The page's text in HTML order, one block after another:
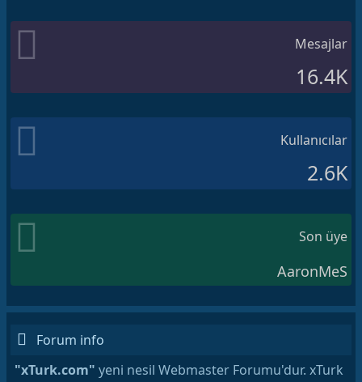
Mesajlar
16.4K
Kullanıcılar
2.6K
Son üye
AaronMeS
Forum info
"xTurk.com" yeni nesil Webmaster Forumu'dur. xTurk